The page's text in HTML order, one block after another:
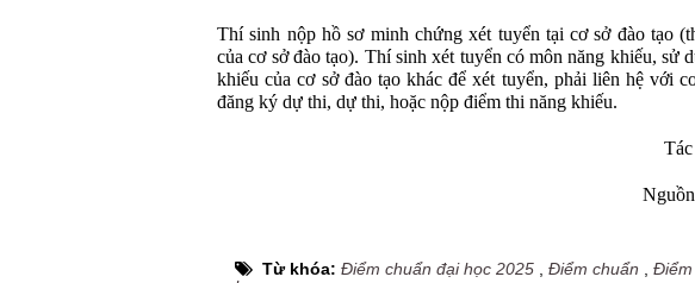
Thí sinh nộp hồ sơ minh chứng xét tuyển tại cơ sở đào tạo
của cơ sở đào tạo). Thí sinh xét tuyển có môn năng khiếu, sử
khiếu của cơ sở đào tạo khác để xét tuyển, phải liên hệ với
đăng ký dự thi, dự thi, hoặc nộp điểm thi năng khiếu.
Từ khóa: Điểm chuẩn đại học 2025 Điểm chuẩn
Điểm